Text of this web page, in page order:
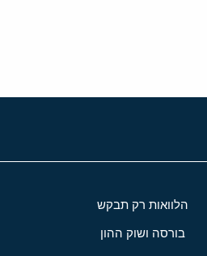
הלוואות רק תבקש
בורסה ושוק ההון